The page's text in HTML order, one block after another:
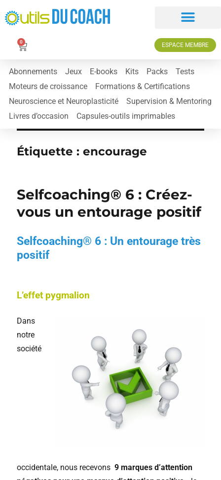
0 ESPACE MEMBRE
Abonnements Jeux E-books Kits Packs
Tests
Moteurs de croissance
Formations & Certifications
Neuroscience et Neuroplasticité
Supervision & Mentoring
Livres d’occasion
Capsules-outils imprimables
Étiquette :encourage
Selfcoaching® 6 : Créez-
vous un entourage positif
Selfcoaching® 6 : Un entourage très
positif
L’effet pygmalion
Dans
notre
société
occidentale, nous recevons9 marques d’attention